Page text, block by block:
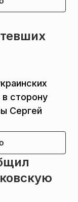
сторону
Сергей